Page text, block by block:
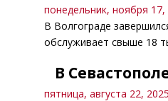
понедельник, ноября 17,
В Волгограде
обслуживает свыше 18
В
пятница, августа 22,